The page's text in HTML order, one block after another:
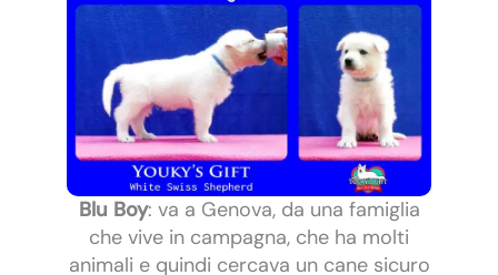
Blu Boy: va a Genova, da una famiglia
che vive in campagna, che ha molti
animali e quindi cercava un cane sicuro